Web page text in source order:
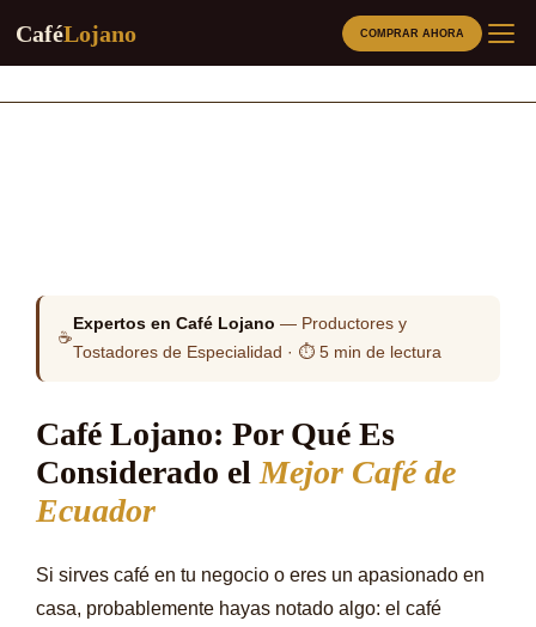
Saltar
CaféLojano
SOBRE NOSOTROS
ORIGEN
LOJA ECUADOR
COMPRAR AHORA
☕
Expertos en Café Lojano — Productores y
Tostadores de Especialidad · ⏱️ 5 min de lectura
Café Lojano: Por Qué Es
Considerado el Mejor Café de
Ecuador
Si sirves café en tu negocio o eres un apasionado en
casa, probablemente hayas notado algo: el café